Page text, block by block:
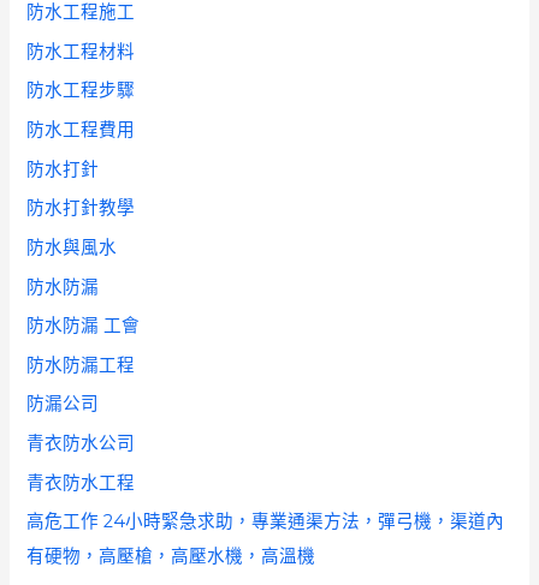
防水工程施工
防水工程材料
防水工程步驟
防水工程費用
防水打針
防水打針教學
防水與風水
防水防漏
防水防漏 工會
防水防漏工程
防漏公司
青衣防水公司
青衣防水工程
高危工作 24小時緊急求助，專業通渠方法，彈弓機，渠道內
有硬物，高壓槍，高壓水機，高溫機